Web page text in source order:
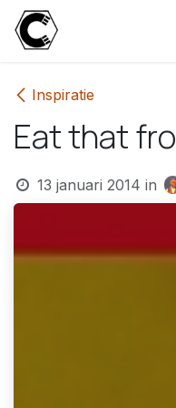
Overslaan naar inhoud
Inspiratie
Eat that
13 januari 2014 in